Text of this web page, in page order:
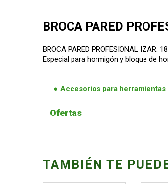
BROCA PARED
BROCA PARED PROFESIONAL IZAR.
Especial para hormigón y bloque de
Accesorios para herramientas
Ofertas
TAMBIÉN TE